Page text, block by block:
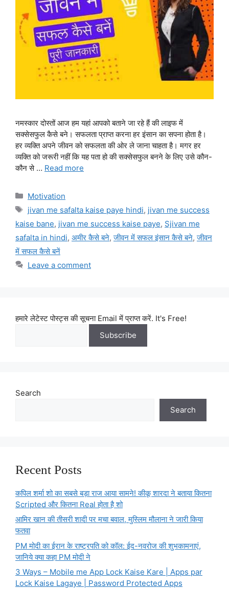
नमस्कार दोस्तों आज हम यहां आपको बताने जा रहे हैं की लाइफ में
सक्सेसफुल कैसे बने। सफलता प्राप्त करना हर इंसान का सपना होता है।
हर व्यक्ति अपने जीवन को सफलता की ओर ले जाना चाहता है। मगर हर
व्यक्ति को जरूरी नहीं कि यह पता हो की सक्सेसफुल बनने के लिए उसे कौन-
कौन से … Read more
Categories
Motivation
Tags
jivan me safalta kaise paye hindi, jivan me success
kaise bane, jivan me success kaise paye, Sjivan me
safalta in hindi, अमीर कैसे बने,जीवन में सफल इंसान कैसे बने,जीवन
में सफल कैसे बनें
Leave a comment
हमारे लेटेस्ट पोस्ट्स की सूचना Email में प्राप्त करें. It's Free!
Search
Search
Recent Posts
कपिल शर्मा शो का सबसे बड़ा राज आया सामने! कीकू शारदा ने बताया कितना
Scripted और कितना Real होता है शो
आमिर खान की तीसरी शादी पर मचा बवाल, मुस्लिम मौलाना ने जारी किया
फतवा
PM मोदी का ईरान के राष्ट्रपति को कॉल: ईद-नवरोज की शुभकामनाएं,
जानिये क्या कहा PM मोदी ने
3 Ways – Mobile me App Lock Kaise Kare | Apps par
Lock Kaise Lagaye | Password Protected Apps